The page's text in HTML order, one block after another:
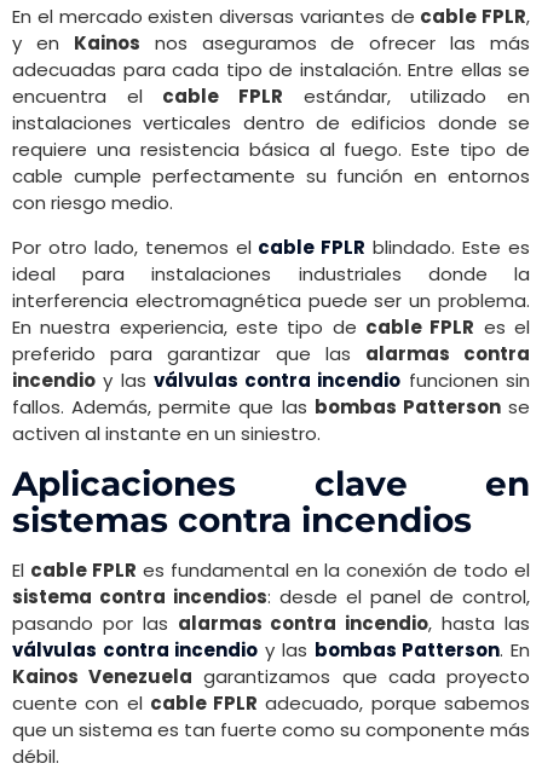
En el mercado existen diversas variantes de cable FPLR,
y en Kainos nos aseguramos de ofrecer las más
adecuadas para cada tipo de instalación. Entre ellas se
encuentra el cable FPLR estándar, utilizado en
instalaciones verticales dentro de edificios donde se
requiere una resistencia básica al fuego. Este tipo de
cable cumple perfectamente su función en entornos
con riesgo medio.
Por otro lado, tenemos el cable FPLR blindado. Este es
ideal para instalaciones industriales donde la
interferencia electromagnética puede ser un problema.
En nuestra experiencia, este tipo de cable FPLR es el
preferido para garantizar que las alarmas contra
incendio y las válvulas contra incendio funcionen sin
fallos. Además, permite que las bombas Pattersonse
activen al instante en un siniestro.
Aplicaciones clave en
sistemas contra incendios
El cable FPLR es fundamental en la conexión de todo el
sistema contra incendios: desde el panel de control,
pasando por las alarmas contra incendio, hasta las
válvulas contra incendio y las bombas Patterson. En
Kainos Venezuela garantizamos que cada proyecto
cuente con el cable FPLR adecuado, porque sabemos
que un sistema es tan fuerte como su componente más
débil.